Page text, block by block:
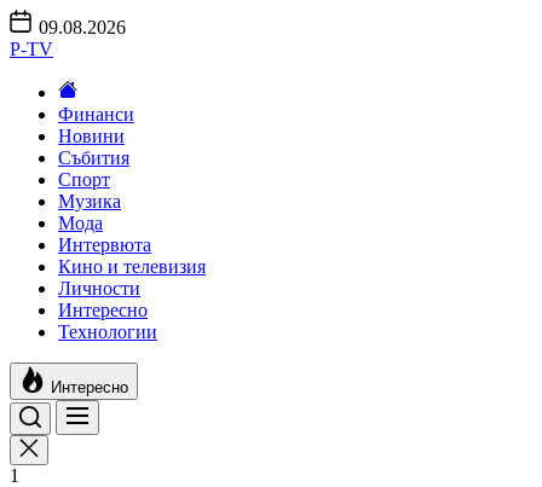
Skip
to
the
content
09.08.2026
P-TV
Финанси
Новини
Събития
Спорт
Музика
Мода
Интервюта
Кино и телевизия
Личности
Интересно
Технологии
Интересно
1